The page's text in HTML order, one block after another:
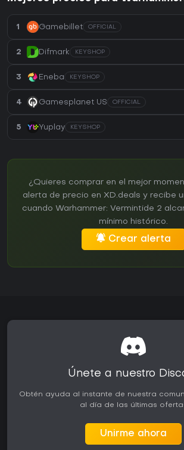
1 Gamebillet OFFICIAL
2 Difmark KEYSHOP
3 Eneba KEYSHOP
4 Gamesplanet US OFFICIAL
5 Yuplay KEYSHOP
¿Quieres comprar en el mejor
alerta de precio en XD.deals y recibe
cuando Warhammer: Vermintide 2
mínimo histórico.
Crear alerta
Únete a nuestro
Obtén ayuda al instante de nuestra
al día de las últimas
Unirme ahora